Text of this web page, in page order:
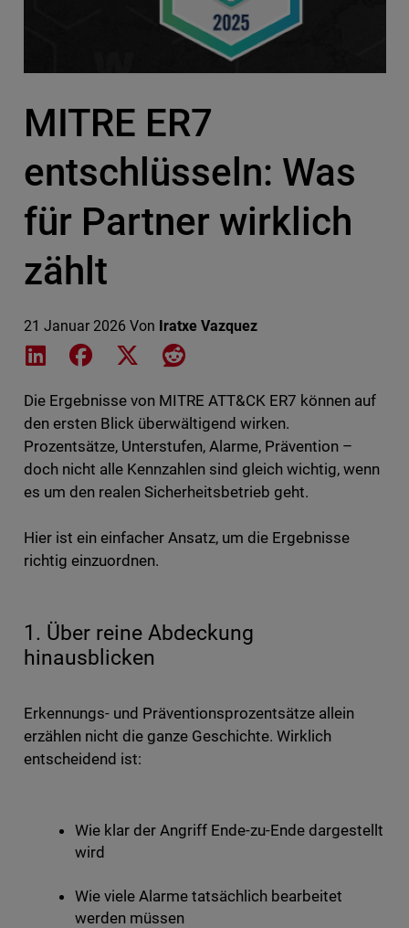
MITRE ER7
entschlüsseln: Was
für Partner wirklich
zählt
21 Januar 2026 Von Iratxe Vazquez
Share on LinkedIn
Share on Facebook
Share on XShare on Reddit
Die Ergebnisse von MITRE ATT&CK ER7 können auf
den ersten Blick überwältigend wirken.
Prozentsätze, Unterstufen, Alarme, Prävention –
doch nicht alle Kennzahlen sind gleich wichtig, wenn
es um den realen Sicherheitsbetrieb geht.
Hier ist ein einfacher Ansatz, um die Ergebnisse
richtig einzuordnen.
1. Über reine Abdeckung
hinausblicken
Erkennungs- und Präventionsprozentsätze allein
erzählen nicht die ganze Geschichte. Wirklich
entscheidend ist:
Wie klar der Angriff Ende-zu-Ende dargestellt
wird
Wie viele Alarme tatsächlich bearbeitet
werden müssen